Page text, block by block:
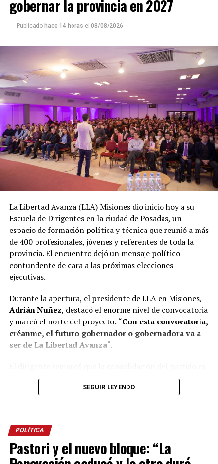
gobernar la provincia en 2027
Publicado hace 14 horas el 08/08/2026
La Libertad Avanza (LLA) Misiones dio inicio hoy a su
Escuela de Dirigentes en la ciudad de Posadas, un
espacio de formación política y técnica que reunió a más
de 400 profesionales, jóvenes y referentes de toda la
provincia. El encuentro dejó un mensaje político
contundente de cara a las próximas elecciones
ejecutivas.
Durante la apertura, el presidente de LLA en Misiones,
Adrián Nuñez, destacó el enorme nivel de convocatoria
y marcó el norte del proyecto: “Con esta convocatoria,
créanme, el futuro gobernador o gobernadora va a
ser de La Libertad Avanza“.
el resultado de un esfuerzo genuino y colectivo,
construido en tiempo récord. “Acá nadie es Maradona ni
acá es porque tuvimos la capacidad entre todos de
construir esto en menos de 18 meses”, aseguró Nuñez,
subrayando el desafío de preparar equipos técnicos
sólidos para gobernar los municipios y la provincia.
SEGUIR LEYENDO
POLÍTICA
Pastori y el nuevo bloque: “La